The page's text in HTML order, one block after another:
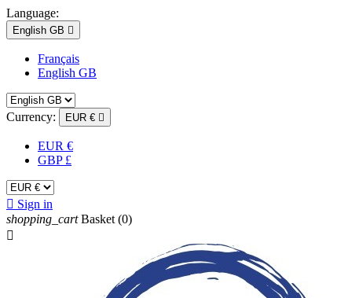
Language:
English GB 
Français
English GB
Currency: EUR € 
EUR €
GBP £
 Sign in
shopping_cart Basket (0)
